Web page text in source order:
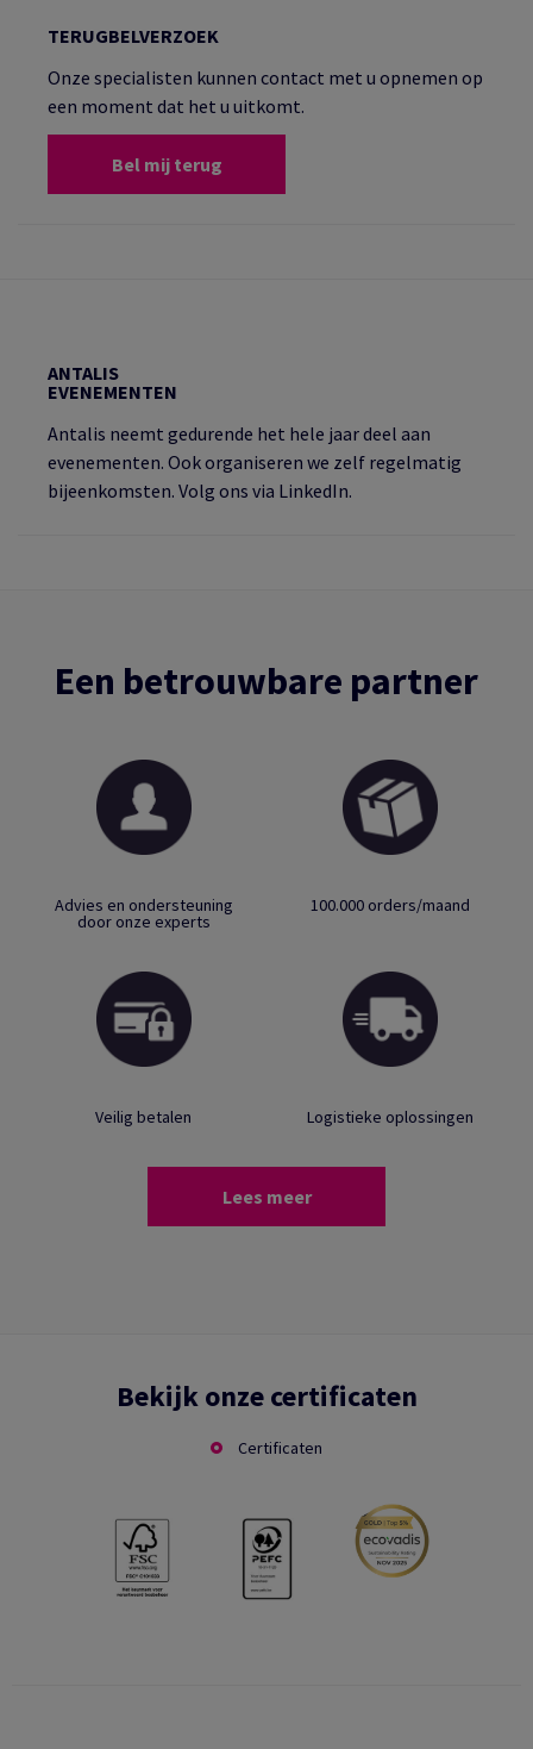
TERUGBELVERZOEK
Onze specialisten kunnen contact met u opnemen op
een moment dat het u uitkomt.
Bel mij terug
ANTALIS
EVENEMENTEN
Antalis neemt gedurende het hele jaar deel aan
evenementen. Ook organiseren we zelf regelmatig
bijeenkomsten. Volg ons via LinkedIn.
Een betrouwbare partner
Advies en ondersteuning
door onze experts
100.000 orders/maand
Veilig betalen Logistieke oplossingen
Lees meer
Bekijk onze certificaten
Certificaten